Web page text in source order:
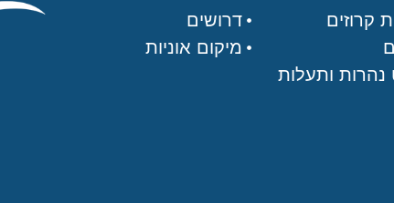
דרושים
מיקום אוניות
ותעלות